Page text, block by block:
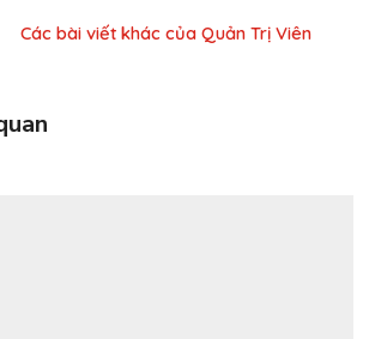
Các bài viết khác của Quản Trị Viên